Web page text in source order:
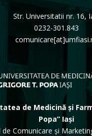
Str. Universitatii nr. 16,
0232-301.843
de Medicină și
Popa” Iași
de Comunicare și